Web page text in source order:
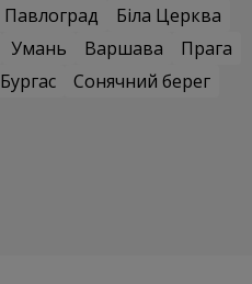
Павлоград
Біла Церква
Умань Варшава
Прага
Бургас
Сонячний берег